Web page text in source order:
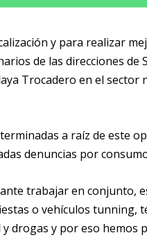
y para realizar
de las direcciones
Trocadero en el sector
a raíz de este
denuncias por
trabajar en conjunto,
o vehículos
drogas y por eso hemos